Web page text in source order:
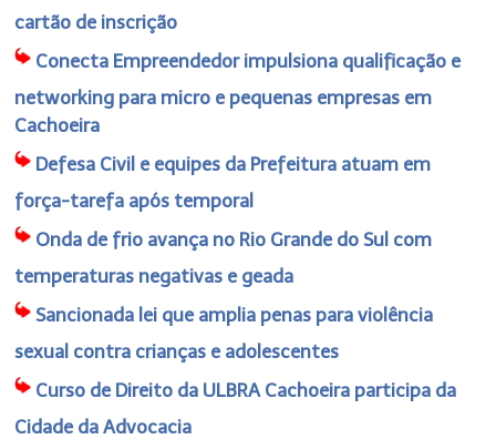
cartão de inscrição
Conecta Empreendedor impulsiona qualificação e
networking para micro e pequenas empresas em
Cachoeira
Defesa Civil e equipes da Prefeitura atuam em
força-tarefa após temporal
Onda de frio avança no Rio Grande do Sul com
temperaturas negativas e geada
Sancionada lei que amplia penas para violência
sexual contra crianças e adolescentes
Curso de Direito da ULBRA Cachoeira participa da
Cidade da Advocacia